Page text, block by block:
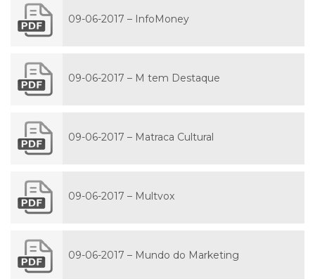
09-06-2017 – InfoMoney
09-06-2017 – M tem Destaque
09-06-2017 – Matraca Cultural
09-06-2017 – Multvox
09-06-2017 – Mundo do Marketing